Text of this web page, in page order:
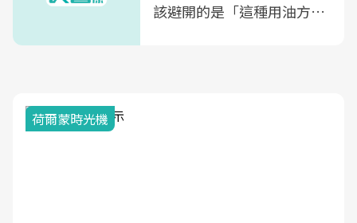
該避開的是「這種用油方
荷爾蒙時光機